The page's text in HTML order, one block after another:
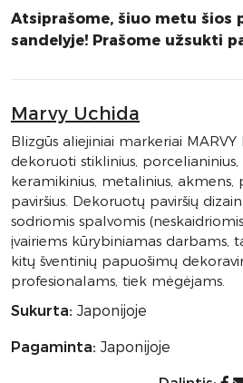
Atsiprašome, šiuo metu šios
sandelyje! Prašome užsukti
Marvy Uchida
Blizgūs aliejiniai markeriai MARVY
dekoruoti stiklinius, porcelianinius,
keramikinius, metalinius, akmens,
paviršius. Dekoruotų paviršių
sodriomis spalvomis
įvairiems kūrybiniamas darbams,
kitų šventinių papuošimų
profesionalams, tiek mėgėjams.
Sukurta: Japonijoje
Pagaminta: Japonijoje